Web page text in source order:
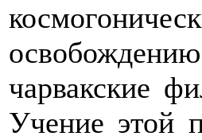
чарвакские
Учение этой